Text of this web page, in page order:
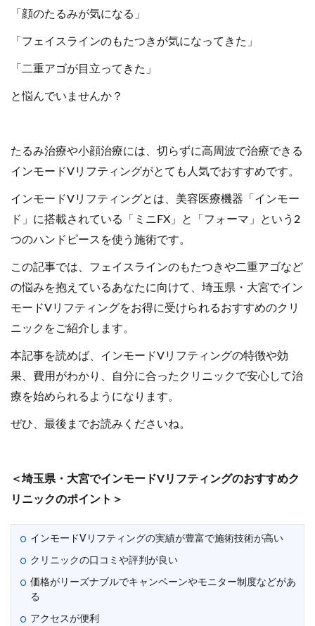
「顔のたるみが気になる」
「フェイスラインのもたつきが気になってきた」
「二重アゴが目立ってきた」
と悩んでいませんか？
たるみ治療や小顔治療には、切らずに高周波で治療できる
インモードVリフティングがとても人気でおすすめです。
インモードVリフティングとは、美容医療機器「インモー
ド」に搭載されている「ミニFX」と「フォーマ」という2
つのハンドピースを使う施術です。
この記事では、フェイスラインのもたつきや二重アゴなど
の悩みを抱えているあなたに向けて、埼玉県・大宮でイン
モードVリフティングをお得に受けられるおすすめのクリ
ニックをご紹介します。
本記事を読めば、インモードVリフティングの特徴や効
果、費用がわかり、自分に合ったクリニックで安心して治
療を始められるようになります。
ぜひ、最後までお読みくださいね。
＜埼玉県・大宮でインモードVリフティングのおすすめク
リニックのポイント＞
インモードVリフティングの実績が豊富で施術技術が高い
クリニックの口コミや評判が良い
価格がリーズナブルでキャンペーンやモニター制度などがあ
る
アクセスが便利